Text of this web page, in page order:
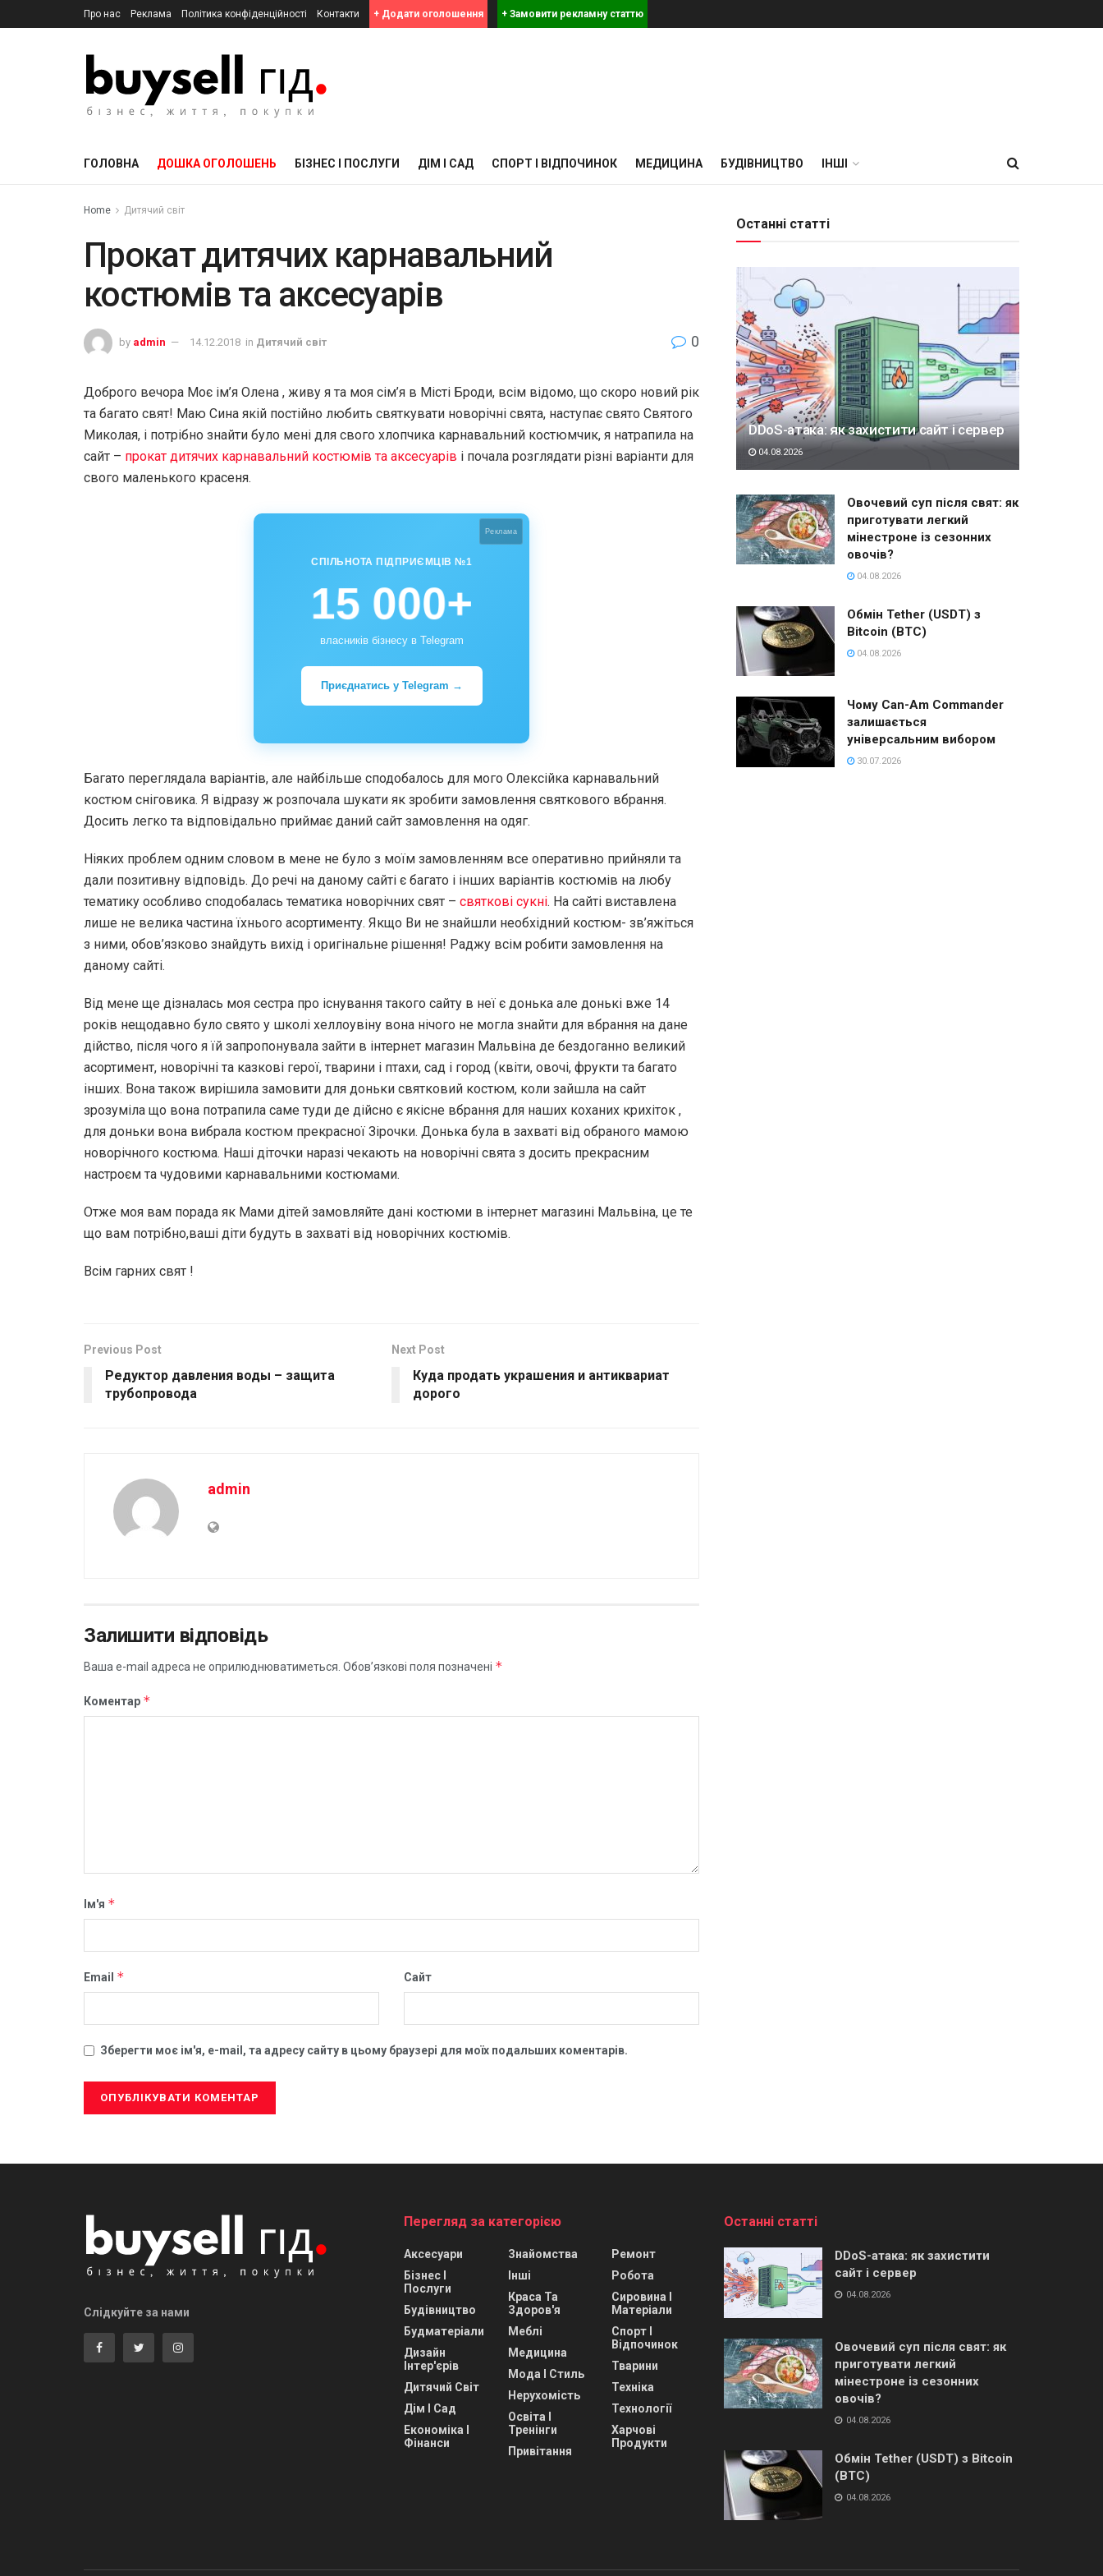
Про нас Реклама Політика конфіденційності Контакти + Додати оголошення + Замовити рекламну статтю
ГОЛОВНА ДОШКА ОГОЛОШЕНЬ БІЗНЕС І ПОСЛУГИ ДІМ І САД СПОРТ І ВІДПОЧИНОК МЕДИЦИНА БУДІВНИЦТВО ІНШІ
Home Дитячий світ
Прокат дитячих карнавальний
костюмів та аксесуарів
by admin 14.12.2018 in Дитячий світ 0
Доброго вечора Моє ім’я Олена , живу я та моя сім’я в Місті Броди, всім відомо, що скоро новий рік
та багато свят! Маю Сина якій постійно любить святкувати новорічні свята, наступає свято Святого
Миколая, і потрібно знайти було мені для свого хлопчика карнавальний костюмчик, я натрапила на
сайт – прокат дитячих карнавальний костюмів та аксесуарів і почала розглядати різні варіанти для
свого маленького красеня.
Реклама
СПІЛЬНОТА ПІДПРИЄМЦІВ №1
15 000+
власників бізнесу в Telegram
Приєднатись у Telegram →
Багато переглядала варіантів, але найбільше сподобалось для мого Олексійка карнавальний
костюм сніговика. Я відразу ж розпочала шукати як зробити замовлення святкового вбрання.
Досить легко та відповідально приймає даний сайт замовлення на одяг.
Ніяких проблем одним словом в мене не було з моїм замовленням все оперативно прийняли та
дали позитивну відповідь. До речі на даному сайті є багато і інших варіантів костюмів на любу
тематику особливо сподобалась тематика новорічних свят – святкові сукні. На сайті виставлена
лише не велика частина їхнього асортименту. Якщо Ви не знайшли необхідний костюм- зв’яжіться
з ними, обов’язково знайдуть вихід і оригінальне рішення! Раджу всім робити замовлення на
даному сайті.
Від мене ще дізналась моя сестра про існування такого сайту в неї є донька але донькі вже 14
років нещодавно було свято у школі хеллоувіну вона нічого не могла знайти для вбрання на дане
дійство, після чого я їй запропонувала зайти в інтернет магазин Мальвіна де бездоганно великий
асортимент, новорічні та казкові герої, тварини і птахи, сад і город (квіти, овочі, фрукти та багато
інших. Вона також вирішила замовити для доньки святковий костюм, коли зайшла на сайт
зрозуміла що вона потрапила саме туди де дійсно є якісне вбрання для наших коханих крихіток ,
для доньки вона вибрала костюм прекрасної Зірочки. Донька була в захваті від обраного мамою
новорічного костюма. Наші діточки наразі чекають на новорічні свята з досить прекрасним
настроєм та чудовими карнавальними костюмами.
Отже моя вам порада як Мами дітей замовляйте дані костюми в інтернет магазині Мальвіна, це те
що вам потрібно,ваші діти будуть в захваті від новорічних костюмів.
Всім гарних свят !
Previous Post
Редуктор давления воды – защита
трубопровода
Next Post
Куда продать украшения и антиквариат
дорого
admin
Залишити відповідь
Ваша e-mail адреса не оприлюднюватиметься. Обов’язкові поля позначені *
Коментар *
Ім'я *
Email * Сайт
Зберегти моє ім'я, e-mail, та адресу сайту в цьому браузері для моїх подальших коментарів.
Останні статті
DDoS-атака: як захистити сайт і сервер
04.08.2026
Овочевий суп після свят: як
приготувати легкий
мінестроне із сезонних
овочів?
04.08.2026
Обмін Tether (USDT) з
Bitcoin (BTC)
04.08.2026
Чому Can-Am Commander
залишається
універсальним вибором
30.07.2026
Слідкуйте за нами
Перегляд за категорією
Аксесуари
Бізнес І
Послуги
Будівництво
Будматеріали
Дизайн
Інтер'єрів
Дитячий Світ
Дім І Сад
Економіка І
Фінанси
Знайомства
Інші
Краса Та
Здоров'я
Меблі
Медицина
Мода І Стиль
Нерухомість
Освіта І
Тренінги
Привітання
Ремонт
Робота
Сировина І
Матеріали
Спорт І
Відпочинок
Тварини
Техніка
Технології
Харчові
Продукти
Останні статті
DDoS-атака: як захистити
сайт і сервер
04.08.2026
Овочевий суп після свят: як
приготувати легкий
мінестроне із сезонних
овочів?
04.08.2026
Обмін Tether (USDT) з Bitcoin
(BTC)
04.08.2026